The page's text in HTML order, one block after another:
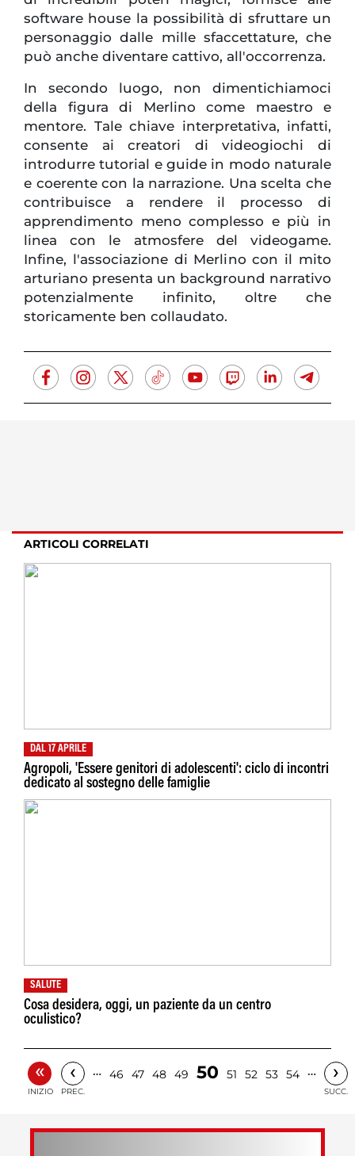
software house la possibilità di sfruttare un
personaggio dalle mille sfaccettature, che
può anche diventare cattivo, all'occorrenza.
In secondo luogo, non dimentichiamoci
della figura di Merlino come maestro e
mentore. Tale chiave interpretativa, infatti,
consente ai creatori di videogiochi di
introdurre tutorial e guide in modo naturale
e coerente con la narrazione. Una scelta che
contribuisce a rendere il processo di
apprendimento meno complesso e più in
linea con le atmosfere del videogame.
Infine, l'associazione di Merlino con il mito
arturiano presenta un background narrativo
potenzialmente infinito, oltre che
storicamente ben collaudato.
ARTICOLI CORRELATI
DAL 17 APRILE
Agropoli, 'Essere genitori di adolescenti': ciclo di incontri
dedicato al sostegno delle famiglie
SALUTE
Cosa desidera, oggi, un paziente da un centro
oculistico?
«
INIZIO
‹
PREC.
… 46 47 48 49 50 51 52 53 54 … ›
SUCC.